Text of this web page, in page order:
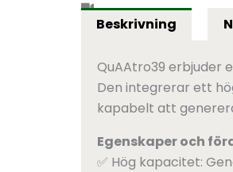
Beskrivning
QuAAtro39 erbjuder
Den integrerar ett
kapabelt att
Egenskaper och
✅ Hög kapacitet: